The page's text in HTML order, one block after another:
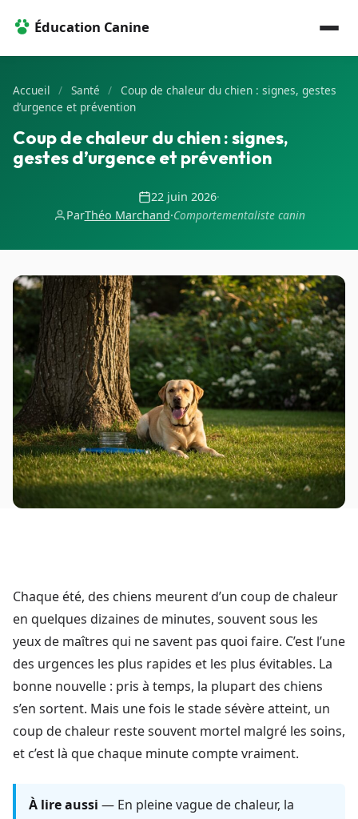
Éducation Canine
Accueil / Santé / Coup de chaleur du chien : signes, gestes
d’urgence et prévention
Coup de chaleur du chien : signes,
gestes d’urgence et prévention
22 juin 2026·
ParThéo Marchand·Comportementaliste canin
Chaque été, des chiens meurent d’un coup de chaleur
en quelques dizaines de minutes, souvent sous les
yeux de maîtres qui ne savent pas quoi faire. C’est l’une
des urgences les plus rapides et les plus évitables. La
bonne nouvelle : pris à temps, la plupart des chiens
s’en sortent. Mais une fois le stade sévère atteint, un
coup de chaleur reste souvent mortel malgré les soins,
et c’est là que chaque minute compte vraiment.
À lire aussi — En pleine vague de chaleur, la